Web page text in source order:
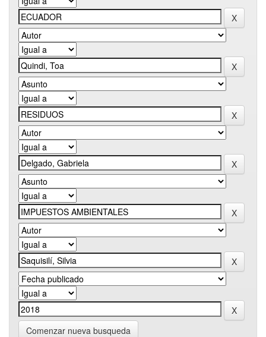
Comenzar nueva busqueda